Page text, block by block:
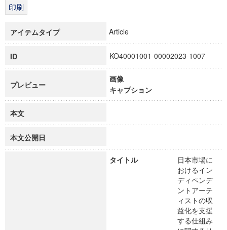
博士課程教育リーディングプログラム「超成熟社会発展のサ
アイテムタイプ Article
ID KO40001001-00002023-1007
プレビュー
画像
キャプション
本文
本文公開日
タイトル
日本市場に
おけるイン
ディペンデ
ントアーテ
ィストの収
益化を支援
する仕組み